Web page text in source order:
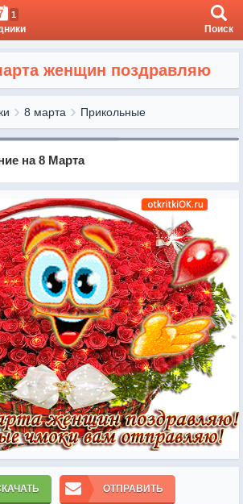
1
Поиск
женщин поздравляю
8 марта Прикольные
на 8 Марта
ОТПРАВИТЬ